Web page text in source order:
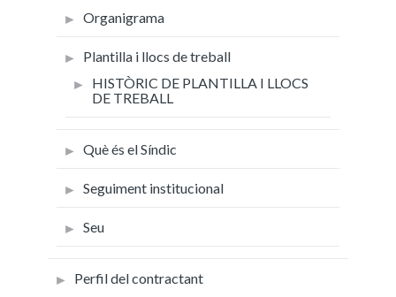
Organigrama
Plantilla i llocs de treball
HISTÒRIC DE PLANTILLA I LLOCS
DE TREBALL
Què és el Síndic
Seguiment institucional
Seu
Perfil del contractant